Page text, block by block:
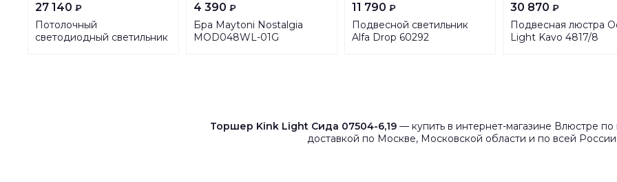
27 140 ₽
Потолочный
светодиодный светильник
4 390 ₽
Бра Maytoni Nostalgia
MOD048WL-01G
11 790 ₽
Подвесной светильник
Alfa Drop 60292
30 870 ₽
Подвесная люстра
Light Kavo 4817/8
Торшер Kink Light Сида 07504-6,19— купить в интернет-магазине Влюстре по
доставкой по Москве, Московской области и по всей России.